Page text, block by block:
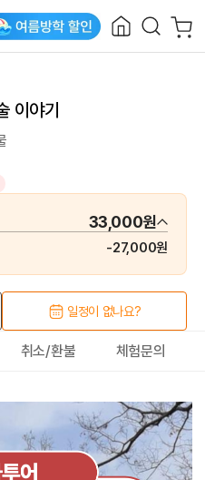
이야기
33,000원
-27,000원
일정이 없나요?
취소/환불 체험문의